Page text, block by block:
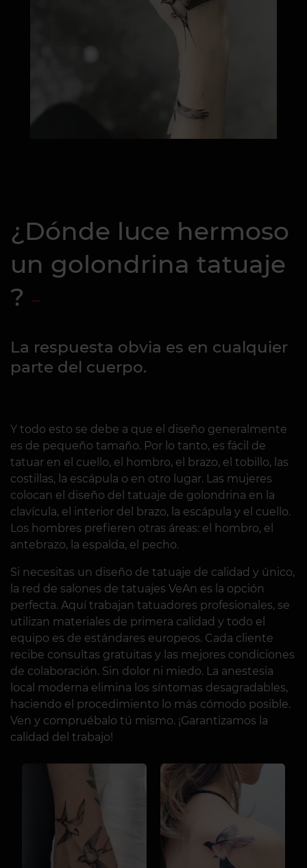
¿Dónde luce hermoso
un golondrina tatuaje
?
La respuesta obvia es en cualquier
parte del cuerpo.
Y todo esto se debe a que el diseño generalmente
es de pequeño tamaño. Por lo tanto, es fácil de
tatuar en el cuello, el hombro, el brazo, el tobillo, las
costillas, la escápula o en otro lugar. Las mujeres
colocan el diseño del tatuaje de golondrina en la
clavícula, el interior del brazo, la escápula y el cuello.
Los hombres prefieren otras áreas: el hombro, el
antebrazo, la espalda, el pecho.
Si necesitas un diseño de tatuaje de calidad y único,
la red de salones de tatuajes VeAn es la opción
perfecta. Aquí trabajan tatuadores profesionales, se
utilizan materiales de primera calidad y todo el
equipo es de estándares europeos. Cada cliente
recibe consultas gratuitas y las mejores condiciones
de colaboración. Sin dolor ni miedo. La anestesia
local moderna elimina los síntomas desagradables,
haciendo el procedimiento lo más cómodo posible.
Ven y compruébalo tú mismo. ¡Garantizamos la
calidad del trabajo!